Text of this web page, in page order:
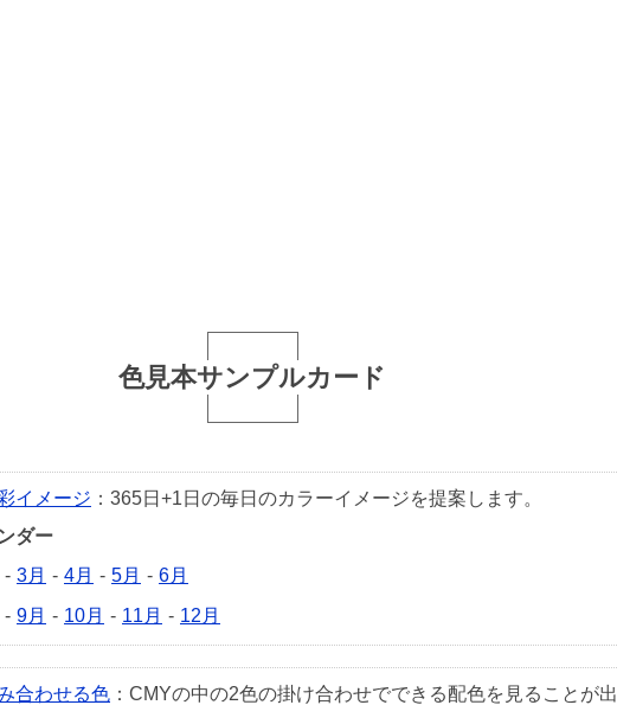
色見本サンプルカード
イメージ ：365日+1日の毎日のカラーイメージを提案します。
ダー
- 3月 - 4月 - 5月 - 6月
- 9月 - 10月 - 11月 - 12月
合わせる色 ：CMYの中の2色の掛け合わせでできる配色を見ることが出